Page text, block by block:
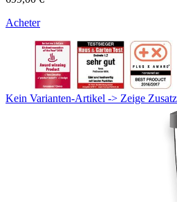
Acheter
Kein Varianten-Artikel -> Zeige